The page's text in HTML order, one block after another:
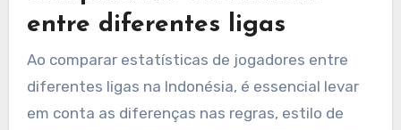
entre diferentes ligas
Ao comparar estatísticas de jogadores entre
diferentes ligas na Indonésia, é essencial levar
em conta as diferenças nas regras, estilo de